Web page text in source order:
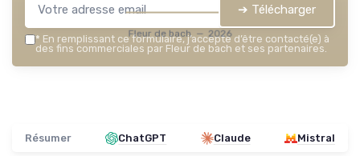
Fleur de bach — 2026
➔ Télécharger
* En remplissant ce formulaire, j’accepte d’être contacté(e) à
des fins commerciales par Fleur de bach et ses partenaires.
Résumer ChatGPT Claude Mistral